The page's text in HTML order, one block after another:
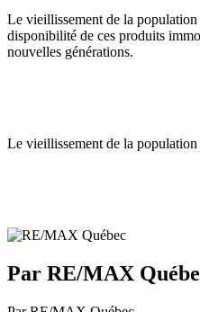
Le vieillissement de la population
disponibilité de ces produits
nouvelles générations.
Le vieillissement de la
Par RE/MAX